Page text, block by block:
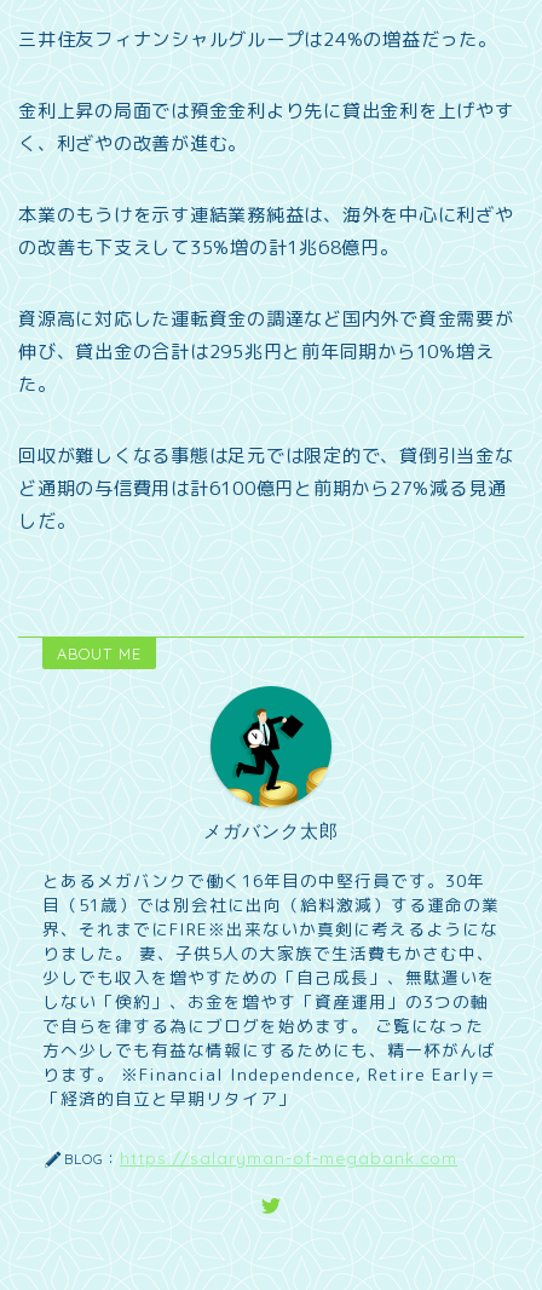
三井住友フィナンシャルグループは24%の増益だった。
金利上昇の局面では預金金利より先に貸出金利を上げやす
く、利ざやの改善が進む。
本業のもうけを示す連結業務純益は、海外を中心に利ざや
の改善も下支えして35%増の計1兆68億円。
資源高に対応した運転資金の調達など国内外で資金需要が
伸び、貸出金の合計は295兆円と前年同期から10%増え
た。
回収が難しくなる事態は足元では限定的で、貸倒引当金な
ど通期の与信費用は計6100億円と前期から27%減る見通
しだ。
ABOUT ME
メガバンク太郎
とあるメガバンクで働く16年目の中堅行員です。30年
目（51歳）では別会社に出向（給料激減）する運命の業
界、それまでにFIRE※出来ないか真剣に考えるようにな
りました。 妻、子供5人の大家族で生活費もかさむ中、
少しでも収入を増やすための「自己成長」、無駄遣いを
しない「倹約」、お金を増やす「資産運用」の3つの軸
で自らを律する為にブログを始めます。 ご覧になった
方へ少しでも有益な情報にするためにも、精一杯がんば
ります。 ※Financial Independence, Retire Early＝
「経済的自立と早期リタイア」
BLOG： https://salaryman-of-megabank.com